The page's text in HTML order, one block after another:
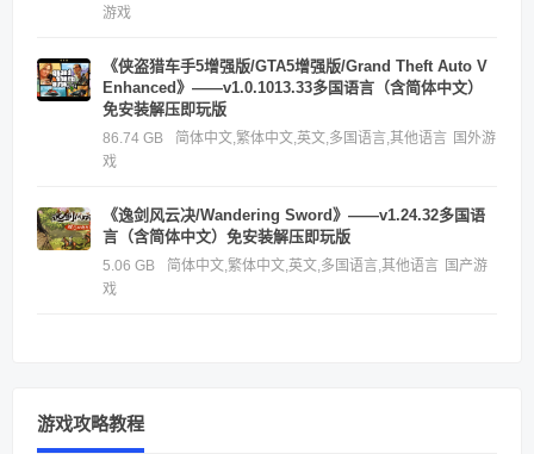
游戏
《侠盗猎车手5增强版/GTA5增强版/Grand Theft Auto V
Enhanced》——v1.0.1013.33多国语言（含简体中文）
免安装解压即玩版
86.74 GB 简体中文,繁体中文,英文,多国语言,其他语言 国外游
戏
《逸剑风云决/Wandering Sword》——v1.24.32多国语
言（含简体中文）免安装解压即玩版
5.06 GB 简体中文,繁体中文,英文,多国语言,其他语言 国产游
戏
游戏攻略教程